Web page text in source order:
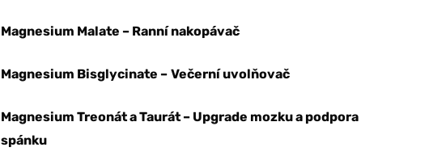
Magnesium Malate – Ranní nakopávač
Magnesium Bisglycinate – Večerní uvolňovač
Magnesium Treonát a Taurát – Upgrade mozku a podpora
spánku